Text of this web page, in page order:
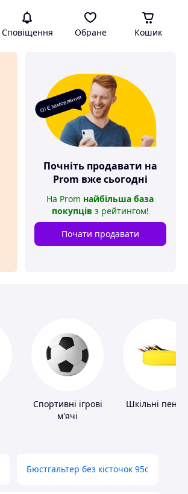
Сповіщення Обране Кошик
О! Є замовлення
Почніть продавати на
Prom вже сьогодні
На Prom найбільша база
покупців з рейтингом!
Почати продавати
Спортивні ігрові
м'ячі
Шкільні
Бюстгальтер без кісточок 95с